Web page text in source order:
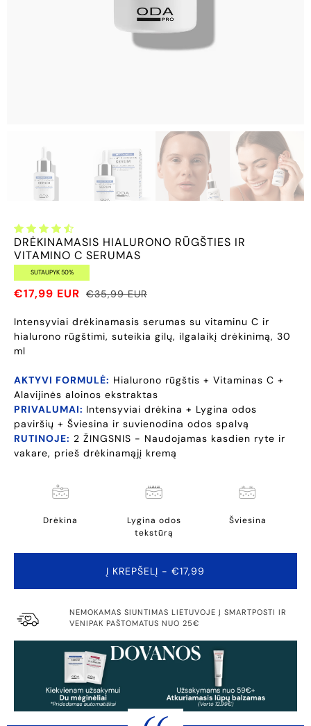
DRĖKINAMASIS HIALURONO RŪGŠTIES IR
VITAMINO C SERUMAS
SUTAUPYK 50%
€17,99 EUR €35,99 EUR
Intensyviai drėkinamasis serumas su vitaminu C ir
hialurono rūgštimi, suteikia gilų, ilgalaikį drėkinimą, 30
ml
AKTYVI FORMULĖ: Hialurono rūgštis + Vitaminas C +
Alavijinės aloinos ekstraktas
PRIVALUMAI: Intensyviai drėkina + Lygina odos
paviršių + Šviesina ir suvienodina odos spalvą
RUTINOJE: 2 ŽINGSNIS - Naudojamas kasdien ryte ir
vakare, prieš drėkinamąjį kremą
Drėkina
Lygina odos
tekstūrą
Šviesina
Į KREPŠELĮ - €17,99
NEMOKAMAS SIUNTIMAS LIETUVOJE Į SMARTPOSTI IR
VENIPAK PAŠTOMATUS NUO 25€